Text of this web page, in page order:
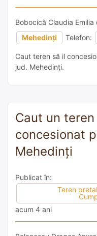
Bobocică Claudia Emilia
Mehedinți
Telefon:
Caut teren să il
jud. Mehedinți.
Caut un
concesionat
Mehedinți
Publicat în:
Teren
acum 4 ani